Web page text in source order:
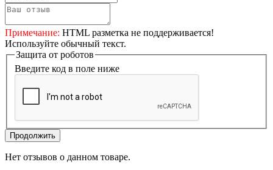
Примечание: HTML разметка не поддерживается!
Используйте обычный текст.
Защита от роботов
Введите код в поле ниже
Продолжить
Нет отзывов о данном товаре.